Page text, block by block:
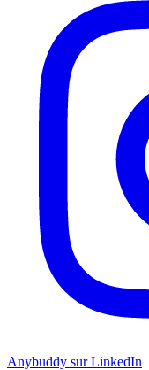
Anybuddy sur LinkedIn